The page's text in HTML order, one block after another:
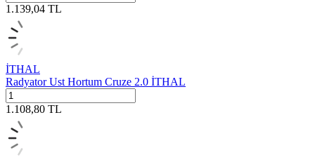
1.139,04 TL
İTHAL
Radyator Ust Hortum Cruze 2.0 İTHAL
1.108,80 TL